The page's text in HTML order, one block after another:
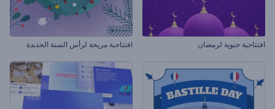
افتتاحية حيوية لرمضان افتتاحية مريحة لرأس السنة الجديدة